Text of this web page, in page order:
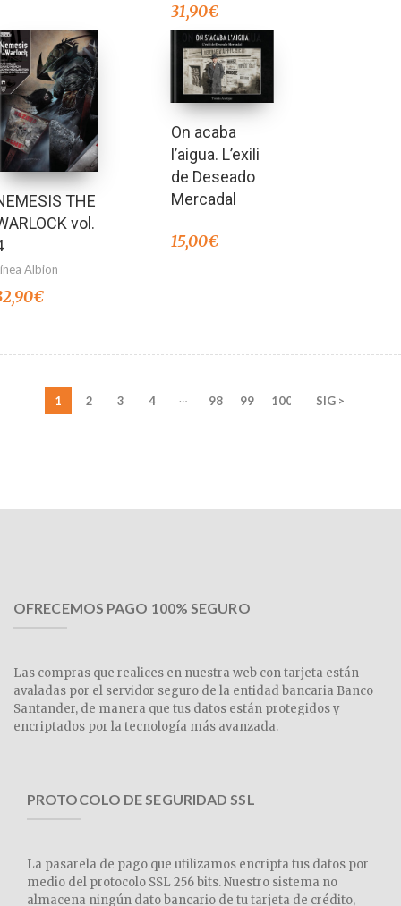
31,90€
THE
vol.
Albion
€
On acaba
l’aigua. L’exili
de Deseado
Mercadal
15,00€
1 2 3 4 … 98 99 100 SIG >
OFRECEMOS PAGO 100% SEGURO
Las compras que realices en nuestra web con tarjeta están
avaladas por el servidor seguro de la entidad bancaria Banco
Santander, de manera que tus datos están protegidos y
encriptados por la tecnología más avanzada.
PROTOCOLO DE SEGURIDAD SSL
La pasarela de pago que utilizamos encripta tus datos por
medio del protocolo SSL 256 bits. Nuestro sistema no
almacena ningún dato bancario de tu tarjeta de crédito,